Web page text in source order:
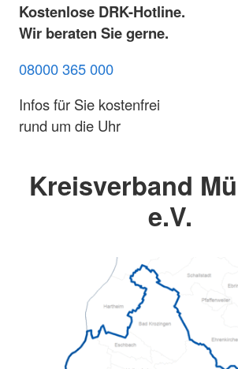
Kostenlose DRK-Hotline.
Wir beraten Sie gerne.
08000 365 000
Infos für Sie kostenfrei
rund um die Uhr
Kreisverband
e.V.